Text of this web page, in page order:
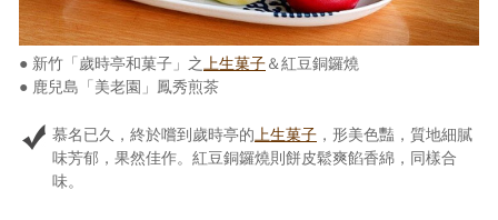
● 新竹「歲時亭和菓子」之上生菓子＆紅豆銅鑼燒
● 鹿兒島「美老園」鳳秀煎茶
慕名已久，終於嚐到歲時亭的上生菓子 ，形美色豔，質地細膩
味芳郁，果然佳作。紅豆銅鑼燒則餅皮鬆爽餡香綿，同樣合
味。